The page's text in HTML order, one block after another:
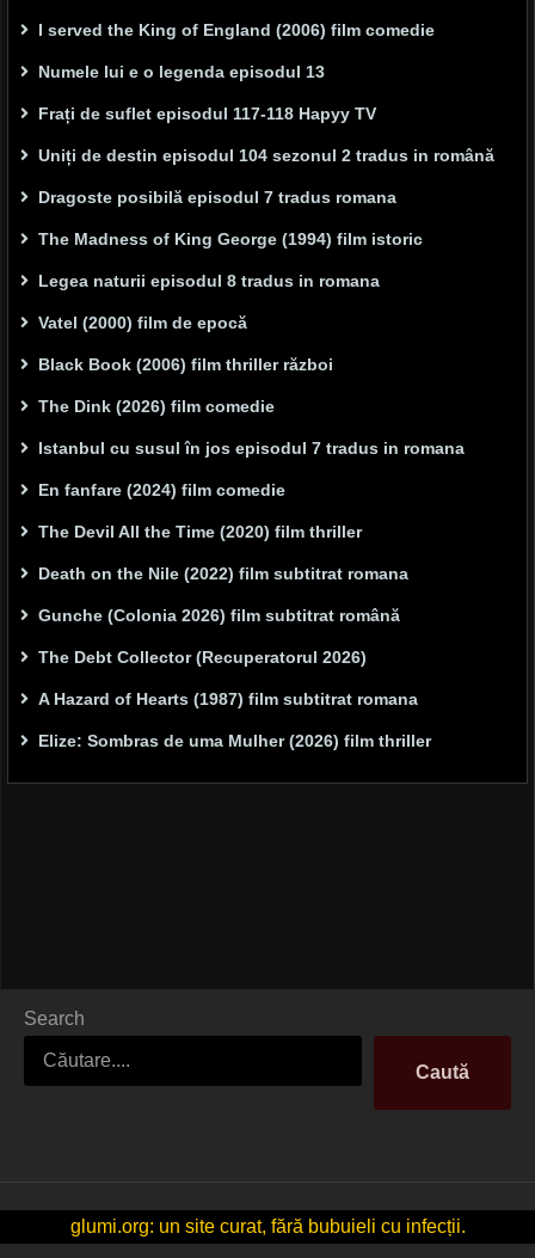
I served the King of England (2006) film comedie
Numele lui e o legenda episodul 13
Frați de suflet episodul 117-118 Hapyy TV
Uniți de destin episodul 104 sezonul 2 tradus in română
Dragoste posibilă episodul 7 tradus romana
The Madness of King George (1994) film istoric
Legea naturii episodul 8 tradus in romana
Vatel (2000) film de epocă
Black Book (2006) film thriller război
The Dink (2026) film comedie
Istanbul cu susul în jos episodul 7 tradus in romana
En fanfare (2024) film comedie
The Devil All the Time (2020) film thriller
Death on the Nile (2022) film subtitrat romana
Gunche (Colonia 2026) film subtitrat română
The Debt Collector (Recuperatorul 2026)
A Hazard of Hearts (1987) film subtitrat romana
Elize: Sombras de uma Mulher (2026) film thriller
Search
Caută
glumi.org: un site curat, fără bubuieli cu infecții.